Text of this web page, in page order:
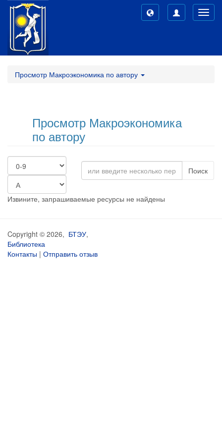
Просмотр Макроэкономика по автору
Просмотр Макроэкономика
по автору
Поиск
Извините, запрашиваемые ресурсы не найдены
Copyright © 2026, БТЭУ,
Библиотека
Контакты | Отправить отзыв